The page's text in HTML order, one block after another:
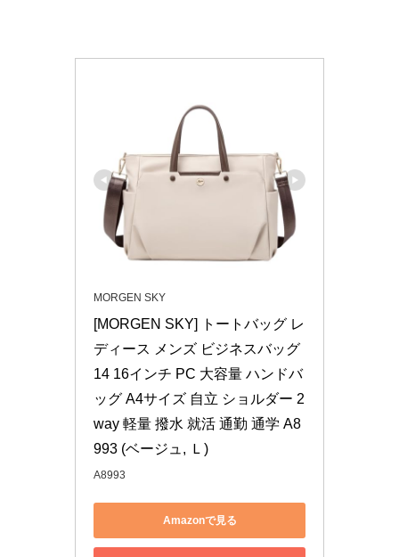
MORGEN SKY
[MORGEN SKY] トートバッグ レ
ディース メンズ ビジネスバッグ
14 16インチ PC 大容量 ハンドバ
ッグ A4サイズ 自立 ショルダー 2
way 軽量 撥水 就活 通勤 通学 A8
993 (ベージュ, Ｌ)
A8993
Amazonで見る